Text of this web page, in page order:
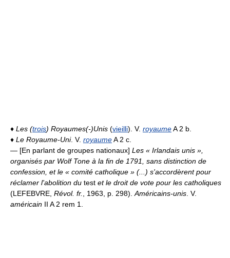
♦ Les (trois) Royaumes(-)Unis (vieilli). V. royaumeA 2 b.
♦ Le Royaume-Uni. V. royaumeA 2 c.
— [En parlant de groupes nationaux] Les « Irlandais unis »,
organisés par Wolf Tone à la fin de 1791, sans distinction de
confession, et le « comité catholique » (...) s'accordèrent pour
réclamer l'abolition du test et le droit de vote pour les catholiques
(LEFEBVRE, Révol. fr. , 1963, p. 298). Américains-unis . V.
américain II A 2 rem 1.